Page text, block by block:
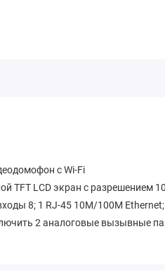
с Wi-Fi
TFT LCD экран с разрешением
8; 1 RJ-45 10M/100M
2 аналоговые вызывные